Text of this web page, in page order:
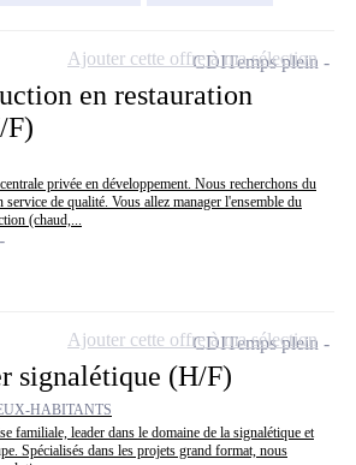
en restauration
F)
privée en développement. Nous recherchons du
de qualité. Vous allez manager l'ensemble du
(chaud,...
CDITemps plein
Ajouter cette offre à ma sélection
signalétique (H/F)
HABITANTS
familiale, leader dans le domaine de la signalétique et
Spécialisés dans les projets grand format, nous
CDITemps plein
Ajouter cette offre à ma sélection